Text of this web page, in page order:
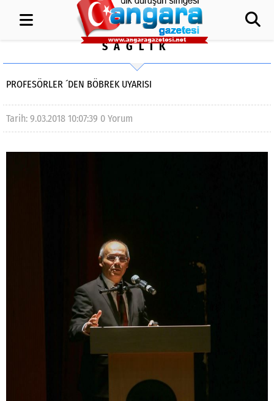
SAĞLIK
PROFESÖRLER ´DEN BÖBREK UYARISI
Tarih: 9.03.2018 10:07:39 0 Yorum